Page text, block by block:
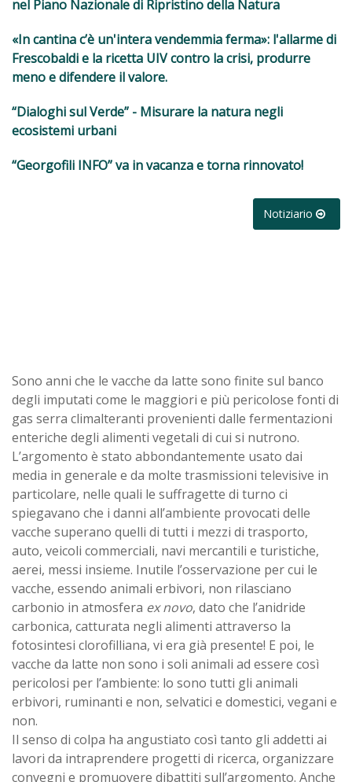
nel Piano Nazionale di Ripristino della Natura
«In cantina c’è un'intera vendemmia ferma»: l'allarme di
Frescobaldi e la ricetta UIV contro la crisi, produrre
meno e difendere il valore.
“Dialoghi sul Verde” - Misurare la natura negli
ecosistemi urbani
“Georgofili INFO” va in vacanza e torna rinnovato!
Notiziario
Sono anni che le vacche da latte sono finite sul banco
degli imputati come le maggiori e più pericolose fonti di
gas serra climalteranti provenienti dalle fermentazioni
enteriche degli alimenti vegetali di cui si nutrono.
L’argomento è stato abbondantemente usato dai
media in generale e da molte trasmissioni televisive in
particolare, nelle quali le suffragette di turno ci
spiegavano che i danni all’ambiente provocati delle
vacche superano quelli di tutti i mezzi di trasporto,
auto, veicoli commerciali, navi mercantili e turistiche,
aerei, messi insieme. Inutile l’osservazione per cui le
vacche, essendo animali erbivori, non rilasciano
carbonio in atmosfera ex novo, dato che l’anidride
carbonica, catturata negli alimenti attraverso la
fotosintesi clorofilliana, vi era già presente! E poi, le
vacche da latte non sono i soli animali ad essere così
pericolosi per l’ambiente: lo sono tutti gli animali
erbivori, ruminanti e non, selvatici e domestici, vegani e
non.
Il senso di colpa ha angustiato così tanto gli addetti ai
lavori da intraprendere progetti di ricerca, organizzare
convegni e promuovere dibattiti sull’argomento. Anche